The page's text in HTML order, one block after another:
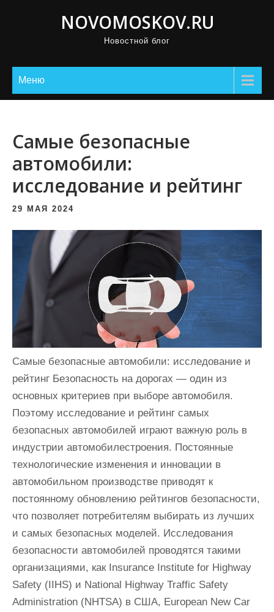
NOVOMOSKOV.RU
Новостной блог
Меню
Самые безопасные
автомобили:
исследование и рейтинг
29 МАЯ 2024
Самые безопасные автомобили: исследование и
рейтинг Безопасность на дорогах — один из
основных критериев при выборе автомобиля.
Поэтому исследование и рейтинг самых
безопасных автомобилей играют важную роль в
индустрии автомобилестроения. Постоянные
технологические изменения и инновации в
автомобильном производстве приводят к
постоянному обновлению рейтингов безопасности,
что позволяет потребителям выбирать из лучших
и самых безопасных моделей. Исследования
безопасности автомобилей проводятся такими
организациями, как Insurance Institute for Highway
Safety (IIHS) и National Highway Traffic Safety
Administration (NHTSA) в США, European New Car